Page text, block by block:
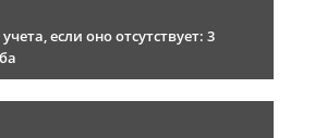
если оно отсутствует: 3